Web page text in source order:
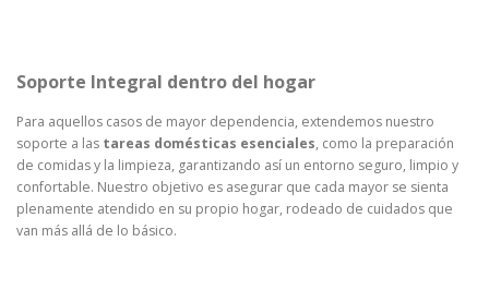
Soporte Integral dentro del hogar
Para aquellos casos de mayor dependencia, extendemos nuestro
soporte a las tareas domésticas esenciales, como la preparación
de comidas y la limpieza, garantizando así un entorno seguro, limpio y
confortable. Nuestro objetivo es asegurar que cada mayor se sienta
plenamente atendido en su propio hogar, rodeado de cuidados que
van más allá de lo básico.